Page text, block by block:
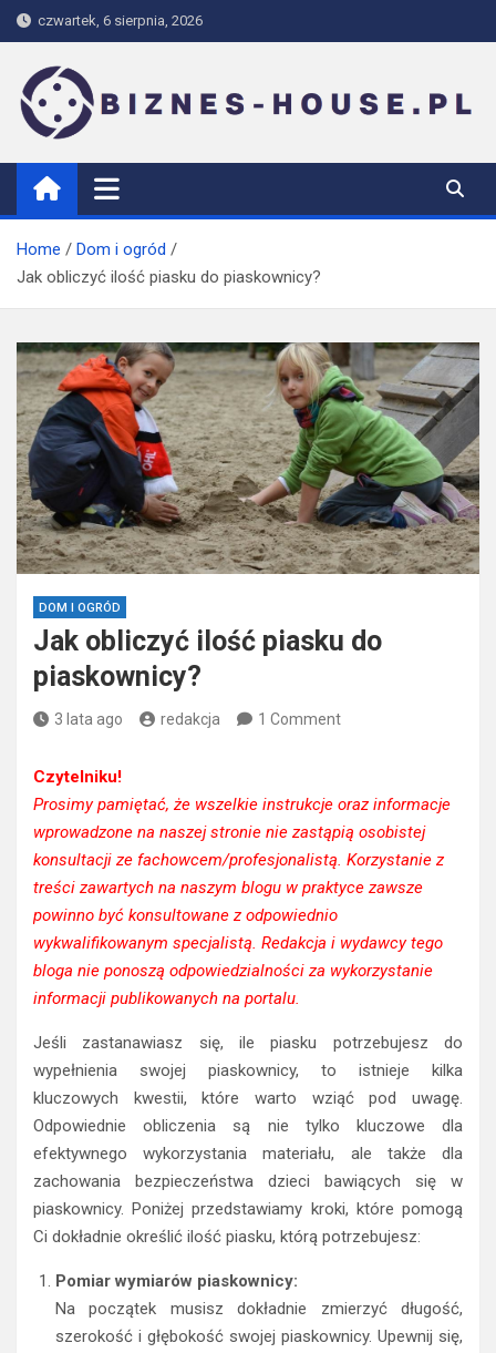
Skip
to
content
czwartek, 6 sierpnia, 2026
biznes-house.pl
Home
Dom i ogród
Jak obliczyć ilość piasku do piaskownicy?
DOM I OGRÓD
Jak obliczyć ilość piasku do
piaskownicy?
3 lata ago redakcja 1 Comment
Czytelniku!
Prosimy pamiętać, że wszelkie instrukcje oraz informacje
wprowadzone na naszej stronie nie zastąpią osobistej
konsultacji ze fachowcem/profesjonalistą. Korzystanie z
treści zawartych na naszym blogu w praktyce zawsze
powinno być konsultowane z odpowiednio
wykwalifikowanym specjalistą. Redakcja i wydawcy tego
bloga nie ponoszą odpowiedzialności za wykorzystanie
informacji publikowanych na portalu.
Jeśli zastanawiasz się, ile piasku potrzebujesz do
wypełnienia swojej piaskownicy, to istnieje kilka
kluczowych kwestii, które warto wziąć pod uwagę.
Odpowiednie obliczenia są nie tylko kluczowe dla
efektywnego wykorzystania materiału, ale także dla
zachowania bezpieczeństwa dzieci bawiących się w
piaskownicy. Poniżej przedstawiamy kroki, które pomogą
Ci dokładnie określić ilość piasku, którą potrzebujesz:
Pomiar wymiarów piaskownicy:
Na początek musisz dokładnie zmierzyć długość,
szerokość i głębokość swojej piaskownicy. Upewnij się,